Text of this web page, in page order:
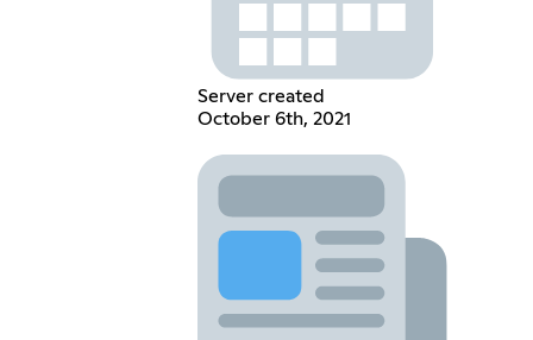
Server created
October 6th, 2021